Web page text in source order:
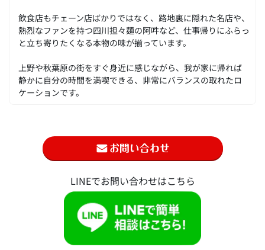
飲食店もチェーン店ばかりではなく、路地裏に隠れた名店や、
熱烈なファンを持つ四川担々麺の阿吽など、仕事帰りにふらっ
と立ち寄りたくなる本物の味が揃っています。
上野や秋葉原の街をすぐ身近に感じながら、我が家に帰れば
静かに自分の時間を満喫できる、非常にバランスの取れたロ
ケーションです。
LINEでお問い合わせはこちら